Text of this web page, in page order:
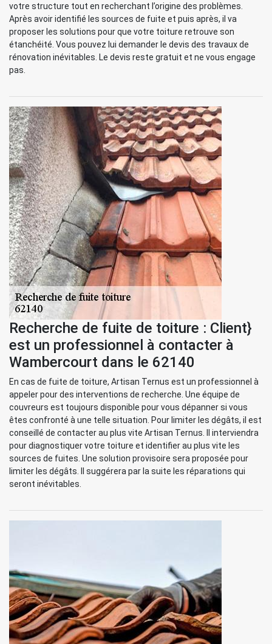
votre structure tout en recherchant l’origine des problèmes.
Après avoir identifié les sources de fuite et puis après, il va
proposer les solutions pour que votre toiture retrouve son
étanchéité. Vous pouvez lui demander le devis des travaux de
rénovation inévitables. Le devis reste gratuit et ne vous engage
pas.
Recherche de fuite de toiture : Client}
est un professionnel à contacter à
Wambercourt dans le 62140
En cas de fuite de toiture, Artisan Ternus est un professionnel à
appeler pour des interventions de recherche. Une équipe de
couvreurs est toujours disponible pour vous dépanner si vous
êtes confronté à une telle situation. Pour limiter les dégâts, il est
conseillé de contacter au plus vite Artisan Ternus. Il interviendra
pour diagnostiquer votre toiture et identifier au plus vite les
sources de fuites. Une solution provisoire sera proposée pour
limiter les dégâts. Il suggérera par la suite les réparations qui
seront inévitables.